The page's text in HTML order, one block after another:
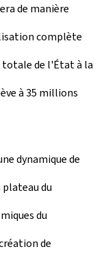
de manière
complète
totale de l'État à la
à 35 millions
dynamique de
du
du
de